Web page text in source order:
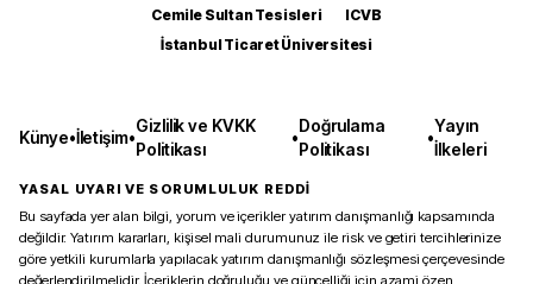
Cemile Sultan Tesisleri
ICVB
İstanbul Ticaret Üniversitesi
Künye•İletişim•
Gizlilik ve KVKK
Politikası
•
Doğrulama
Politikası
•
Yayın
İlkeleri
YASAL UYARI VE SORUMLULUK REDDİ
Bu sayfada yer alan bilgi, yorum ve içerikler yatırım danışmanlığı kapsamında
değildir. Yatırım kararları, kişisel mali durumunuz ile risk ve getiri tercihlerinize
göre yetkili kurumlarla yapılacak yatırım danışmanlığı sözleşmesi çerçevesinde
değerlendirilmelidir. İçeriklerin doğruluğu ve güncelliği için azami özen